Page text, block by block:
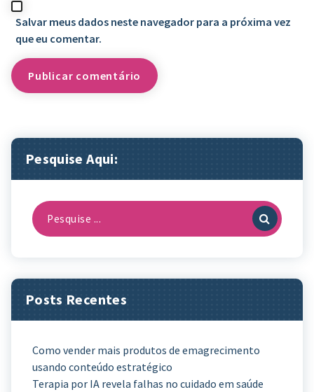
Salvar meus dados neste navegador para a próxima vez
que eu comentar.
Pesquise Aqui:
Pesquisa
por:
Posts Recentes
Como vender mais produtos de emagrecimento
usando conteúdo estratégico
Terapia por IA revela falhas no cuidado em saúde